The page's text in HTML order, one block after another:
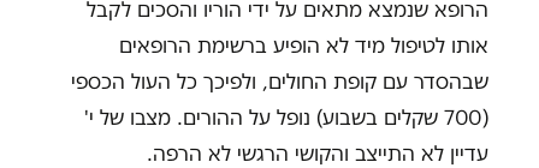
הרופא שנמצא מתאים על ידי הוריו והסכים לקבל
אותו לטיפול מיד לא הופיע ברשימת הרופאים
שבהסדר עם קופת החולים, ולפיכך כל העול הכספי
(700 שקלים בשבוע) נופל על ההורים. מצבו של י'
עדיין לא התייצב והקושי הרגשי לא הרפה.